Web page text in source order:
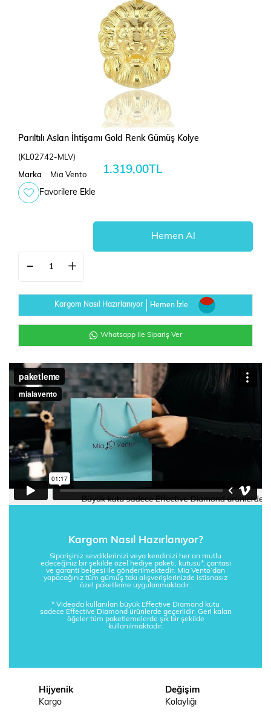
Parıltılı Aslan İhtişamı Gold Renk Gümüş Kolye
(KL02742-MLV)
Marka Mia Vento 1.319,00TL
Favorilere Ekle
Kargom Nasıl Hazırlanıyor Hemen İzle
Whatsapp ile Sipariş Ver
Kargom Nasıl Hazırlanıyor?
Siparişiniz sevdiklerinizi veya kendinizi her an mutlu
edeceğiniz bir şekilde özel hediye paketi, kutusu*, çantası
ve garanti belgesi ile gönderilmektedir. Mia Vento’dan
yapacağınız tüm gümüş takı alışverişlerinizde istisnasız
özel paketleme uygulanmaktadır.
* Videoda kullanılan büyük Effective Diamond kutu
sadece Effective Diamond ürünlerde geçerlidir. Geri kalan
öğeler tüm paketlemelerde şık bir şekilde
kullanılmaktadır.
Hijyenik
Kargo
Değişim
Kolaylığı